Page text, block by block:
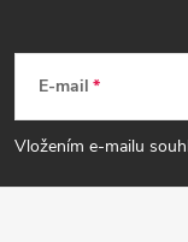
p
a
E-mail
Vložením e-mailu